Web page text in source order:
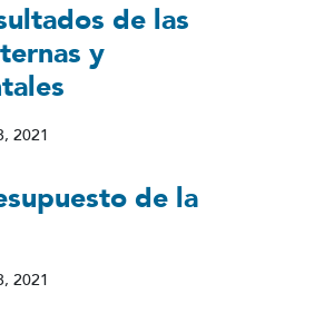
de las
y
2021
de la
2021